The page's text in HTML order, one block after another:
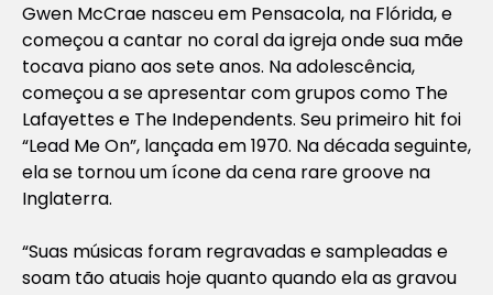
Gwen McCrae nasceu em Pensacola, na Flórida, e
começou a cantar no coral da igreja onde sua mãe
tocava piano aos sete anos. Na adolescência,
começou a se apresentar com grupos como The
Lafayettes e The Independents. Seu primeiro hit foi
“Lead Me On”, lançada em 1970. Na década seguinte,
ela se tornou um ícone da cena rare groove na
Inglaterra.
“Suas músicas foram regravadas e sampleadas e
soam tão atuais hoje quanto quando ela as gravou